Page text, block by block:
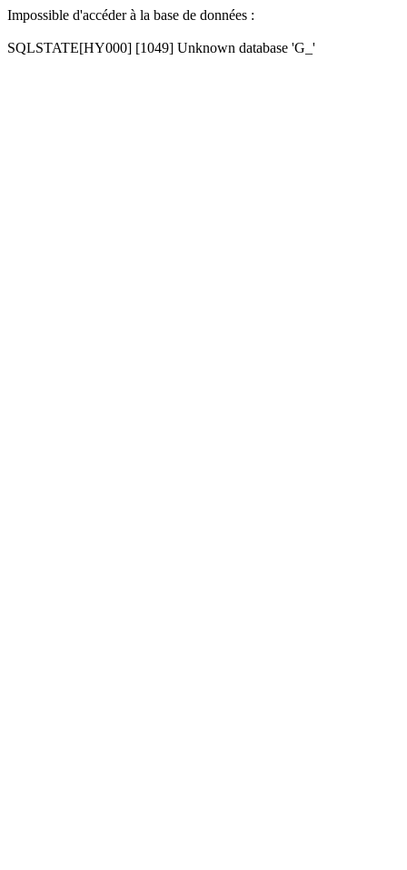
Impossible d'accéder à la base de données :
SQLSTATE[HY000] [1049] Unknown database 'G_'